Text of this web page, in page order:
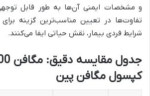
و مشخصات ایمنی آن‌ها به طور قابل
تفاوت‌ها در تعیین مناسب‌ترین گزینه
شرایط فردی بیمار، نقش حیاتی ایفا می‌کنند.
کپسول مگافن پین